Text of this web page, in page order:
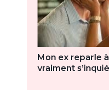
Mon ex reparle
vraiment